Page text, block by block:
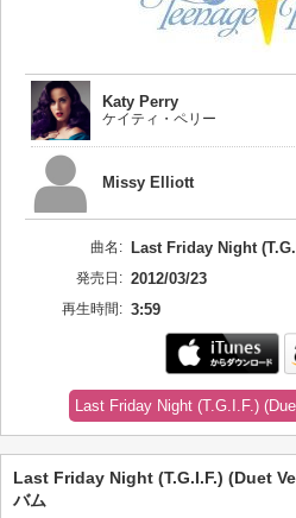
Katy Perry
ケイティ・ペリー
Missy Elliott
曲名: Last Friday Night
発売日: 2012/03/23
再生時間: 3:59
Last Friday Night (T.G.I.F.)
Last Friday Night (T.G.I.F.) (Duet
バム